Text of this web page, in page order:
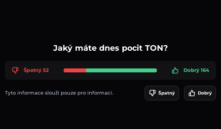
Jaký máte dnes pocit TON?
Špatný 52 Dobrý 164
Tyto informace slouží pouze pro informaci. Špatný Dobrý